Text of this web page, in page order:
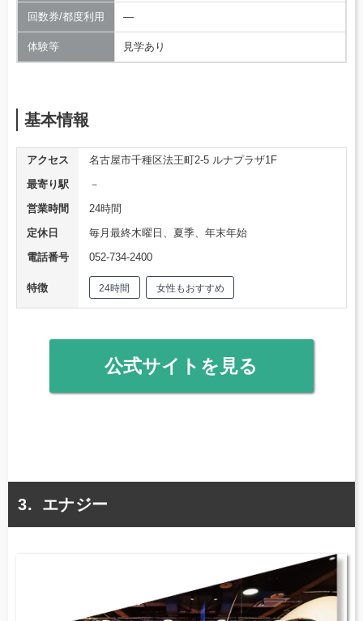
回数券/都度利用 ―
体験等 見学あり
基本情報
アクセス
名古屋市千種区法王町2-5 ルナプラザ1F
最寄り駅
－
営業時間
24時間
定休日
毎月最終木曜日、夏季、年末年始
電話番号
052-734-2400
特徴 24時間 女性もおすすめ
公式サイトを見る
エナジー